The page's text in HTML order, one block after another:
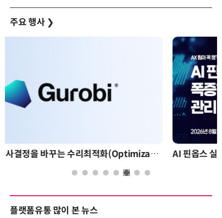
주요 행사 ❯
AI 핀옵스 실전 세미나: 폭증하는 AI 토큰 비용 관리 전략
플랫폼유통 많이 본 뉴스